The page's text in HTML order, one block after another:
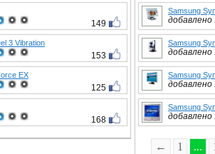
149
3 Vibration
153
EX
125
168
Samsung
добавлено
Samsung
добавлено
Samsung
добавлено
Samsung
добавлено
← 1 ...